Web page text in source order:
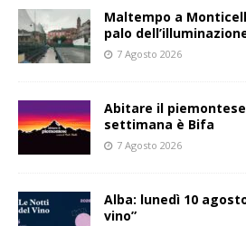
Maltempo a
palo
7 Agosto 2026
Abitare il
settimana è Bifa
7 Agosto 2026
Alba: lunedì 10
vino”